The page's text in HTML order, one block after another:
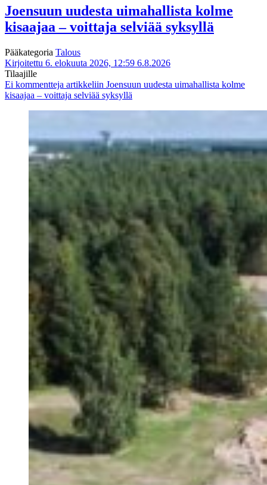
Joensuun uudesta uimahallista kolme
kisaajaa – voittaja selviää syksyllä
Pääkategoria Talous
Kirjoitettu 6. elokuuta 2026, 12:59 6.8.2026
Tilaajille
Ei kommentteja artikkeliin Joensuun uudesta uimahallista kolme
kisaajaa – voittaja selviää syksyllä